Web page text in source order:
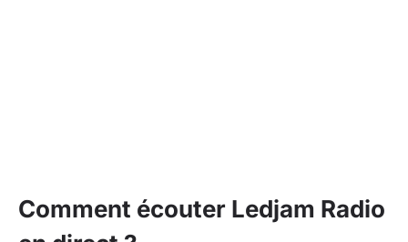
Comment écouter Ledjam Radio